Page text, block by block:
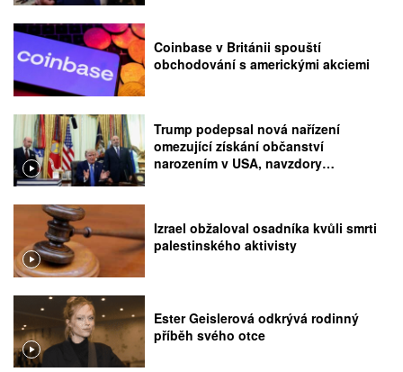
Coinbase v Británii spouští
obchodování s americkými akciemi
Trump podepsal nová nařízení
omezující získání občanství
narozením v USA, navzdory
Izrael obžaloval osadníka kvůli smrti
palestinského aktivisty
Ester Geislerová odkrývá rodinný
příběh svého otce